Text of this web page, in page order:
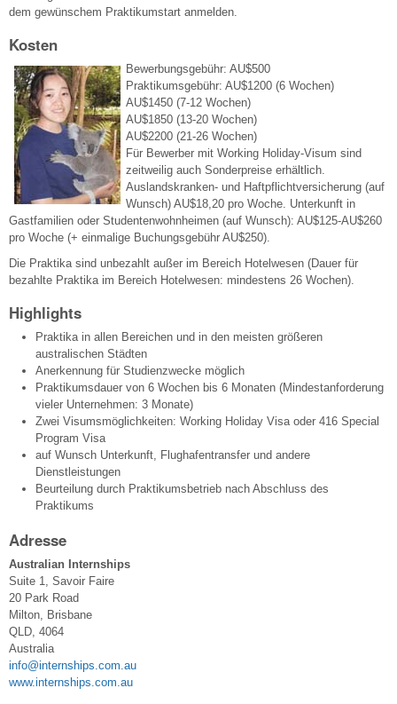
dem gewünschem Praktikumstart anmelden.
Kosten
Bewerbungsgebühr: AU$500
Praktikumsgebühr: AU$1200 (6 Wochen)
AU$1450 (7-12 Wochen)
AU$1850 (13-20 Wochen)
AU$2200 (21-26 Wochen)
Für Bewerber mit Working Holiday-Visum sind
zeitweilig auch Sonderpreise erhältlich.
Auslandskranken- und Haftpflichtversicherung (auf
Wunsch) AU$18,20 pro Woche. Unterkunft in
Gastfamilien oder Studentenwohnheimen (auf Wunsch): AU$125-AU$260
pro Woche (+ einmalige Buchungsgebühr AU$250).
Die Praktika sind unbezahlt außer im Bereich Hotelwesen (Dauer für
bezahlte Praktika im Bereich Hotelwesen: mindestens 26 Wochen).
Highlights
Praktika in allen Bereichen und in den meisten größeren
australischen Städten
Anerkennung für Studienzwecke möglich
Praktikumsdauer von 6 Wochen bis 6 Monaten (Mindestanforderung
vieler Unternehmen: 3 Monate)
Zwei Visumsmöglichkeiten: Working Holiday Visa oder 416 Special
Program Visa
auf Wunsch Unterkunft, Flughafentransfer und andere
Dienstleistungen
Beurteilung durch Praktikumsbetrieb nach Abschluss des
Praktikums
Adresse
Australian Internships
Suite 1, Savoir Faire
20 Park Road
Milton, Brisbane
QLD, 4064
Australia
info@internships.com.au
www.internships.com.au